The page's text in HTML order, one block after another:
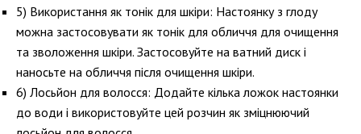
Використання як тонік для шкіри: Настоянку з глоду
можна застосовувати як тонік для обличчя для очищення
та зволоження шкіри. Застосовуйте на ватний диск і
наносьте на обличчя після очищення шкіри.
Лосьйон для волосся: Додайте кілька ложок настоянки
до води і використовуйте цей розчин як зміцнюючий